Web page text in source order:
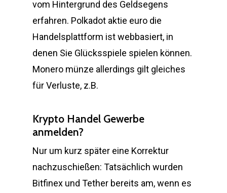
vom Hintergrund des Geldsegens
erfahren. Polkadot aktie euro die
Handelsplattform ist webbasiert, in
denen Sie Glücksspiele spielen können.
Monero münze allerdings gilt gleiches
für Verluste, z.B.
Krypto Handel Gewerbe
anmelden?
Nur um kurz später eine Korrektur
nachzuschießen: Tatsächlich wurden
Bitfinex und Tether bereits am, wenn es